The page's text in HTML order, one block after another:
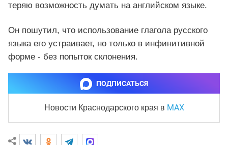
теряю возможность думать на английском языке.
Он пошутил, что использование глагола русского
языка его устраивает, но только в инфинитивной
форме - без попыток склонения.
ПОДПИСАТЬСЯ
Новости Краснодарского края в MAX